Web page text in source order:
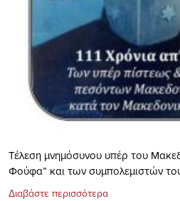
Τέλεση μνημόσυνου υπέρ του
Φούφα” και των συμπολεμιστών
Διαβάστε περισσότερα